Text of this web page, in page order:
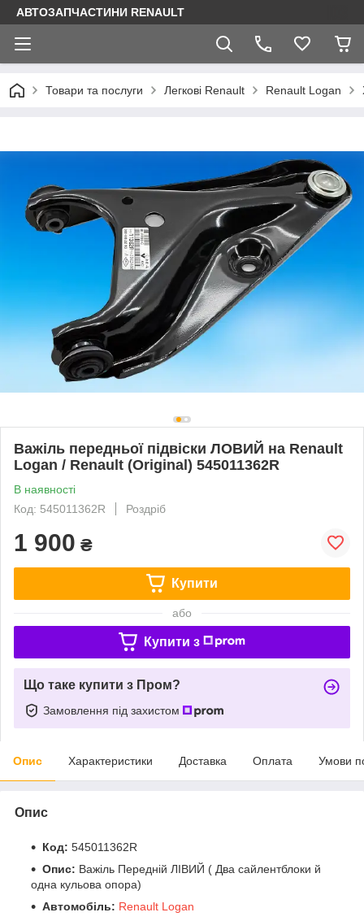
АВТОЗАПЧАСТИНИ RENAULT
Товари та послуги Легкові Renault Renault Logan
Важіль передньої підвіски ЛОВИЙ на Renault
Logan / Renault (Original) 545011362R
В наявності
Код: 545011362R
Роздріб
1 900 ₴
Купити
або
Купити з
Що таке купити з Пром?
Замовлення під захистом
Опис Характеристики Доставка Оплата Умови
Опис
Код: 545011362R
Опис: Важіль Передній ЛІВИЙ ( Два сайлентблоки й
одна кульова опора)
Автомобіль: Renault Logan